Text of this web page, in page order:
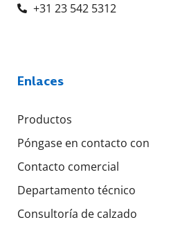
+31 23 542 5312
Enlaces
Productos
Póngase en contacto con
Contacto comercial
Departamento técnico
Consultoría de calzado